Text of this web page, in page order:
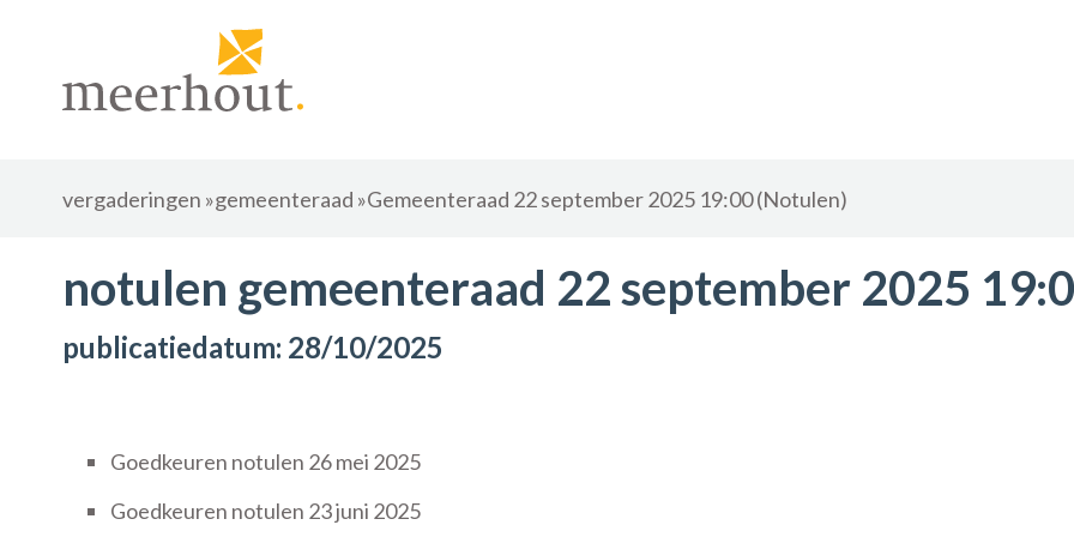
vergaderingen »gemeenteraad »Gemeenteraad 22 september 2025 19:00 (Notulen)
notulen gemeenteraad 22 september 2025
publicatiedatum: 28/10/2025
Goedkeuren notulen 26 mei 2025
Goedkeuren notulen 23 juni 2025